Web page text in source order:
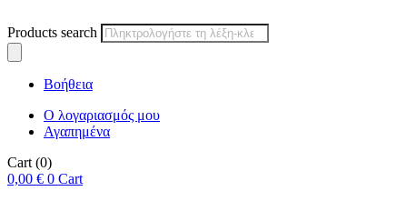
Products search
Βοήθεια
Ο λογαριασμός μου
Αγαπημένα
Cart (0)
0,00 € 0 Cart